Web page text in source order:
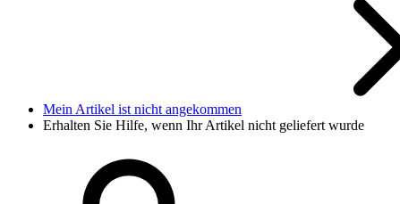
Mein Artikel ist nicht angekommen
Erhalten Sie Hilfe, wenn Ihr Artikel nicht geliefert wurde